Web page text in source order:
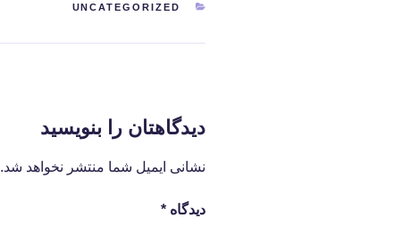
دسته‌ها
UNCATEGORIZED
دیدگاهتان را بنویسید
نشانی ایمیل شما منتشر نخواهد شد.
دیدگاه *